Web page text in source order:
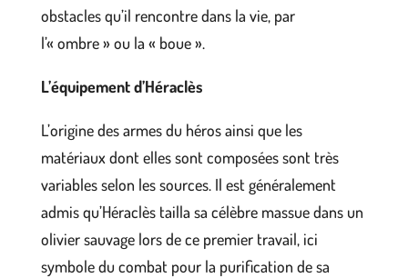
obstacles qu’il rencontre dans la vie, par
l’« ombre » ou la « boue ».
L’équipement d’Héraclès
L’origine des armes du héros ainsi que les
matériaux dont elles sont composées sont très
variables selon les sources. Il est généralement
admis qu’Héraclès tailla sa célèbre massue dans un
olivier sauvage lors de ce premier travail, ici
symbole du combat pour la purification de sa